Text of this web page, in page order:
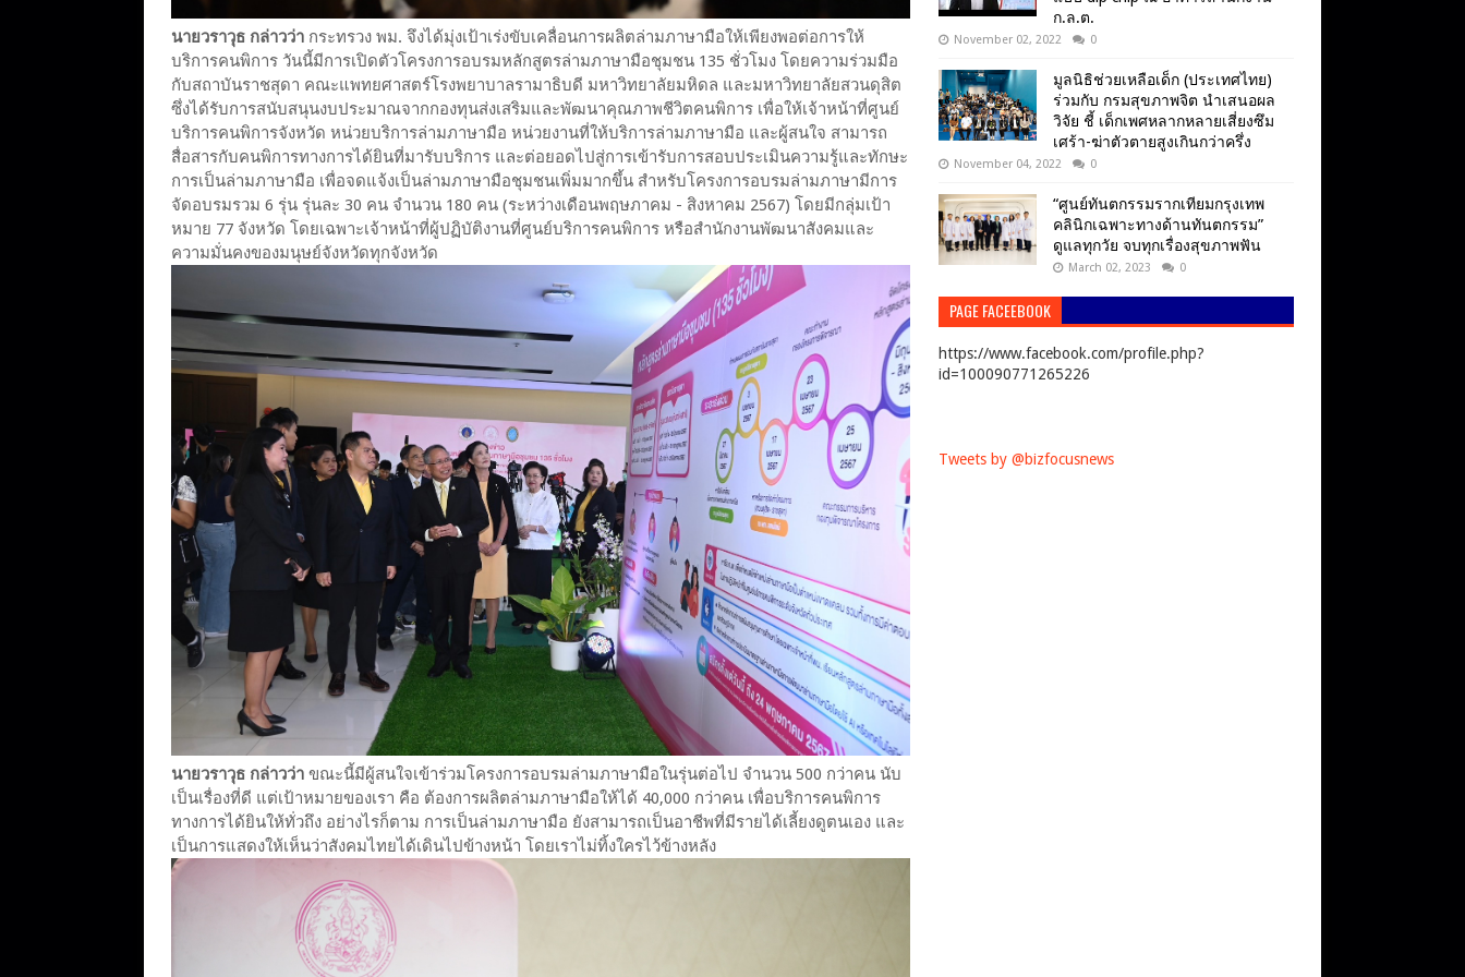
นายวราวุธ กล่าวว่า กระทรวง พม. จึงได้มุ่งเป้าเร่งขับเคลื่อนการผลิตล่ามภาษามือให้เพียงพอต่อการให้
บริการคนพิการ วันนี้มีการเปิดตัวโครงการอบรมหลักสูตรล่ามภาษามือชุมชน 135 ชั่วโมง โดยความร่วมมือ
กับสถาบันราชสุดา คณะแพทยศาสตร์โรงพยาบาลรามาธิบดี มหาวิทยาลัยมหิดล และมหาวิทยาลัยสวนดุสิต
ซึ่งได้รับการสนับสนุนงบประมาณจากกองทุนส่งเสริมและพัฒนาคุณภาพชีวิตคนพิการ เพื่อให้เจ้าหน้าที่ศูนย์
บริการคนพิการจังหวัด หน่วยบริการล่ามภาษามือ หน่วยงานที่ให้บริการล่ามภาษามือ และผู้สนใจ สามารถ
สื่อสารกับคนพิการทางการได้ยินที่มารับบริการ และต่อยอดไปสู่การเข้ารับการสอบประเมินความรู้และทักษะ
การเป็นล่ามภาษามือ เพื่อจดแจ้งเป็นล่ามภาษามือชุมชนเพิ่มมากขึ้น สำหรับโครงการอบรมล่ามภาษามีการ
จัดอบรมรวม 6 รุ่น รุ่นละ 30 คน จำนวน 180 คน (ระหว่างเดือนพฤษภาคม - สิงหาคม 2567) โดยมีกลุ่มเป้า
หมาย 77 จังหวัด โดยเฉพาะเจ้าหน้าที่ผู้ปฏิบัติงานที่ศูนย์บริการคนพิการ หรือสำนักงานพัฒนาสังคมและ
ความมั่นคงของมนุษย์จังหวัดทุกจังหวัด
นายวราวุธ กล่าวว่า ขณะนี้มีผู้สนใจเข้าร่วมโครงการอบรมล่ามภาษามือในรุ่นต่อไป จำนวน 500 กว่าคน นับ
เป็นเรื่องที่ดี แต่เป้าหมายของเรา คือ ต้องการผลิตล่ามภาษามือให้ได้ 40,000 กว่าคน เพื่อบริการคนพิการ
ทางการได้ยินให้ทั่วถึง อย่างไรก็ตาม การเป็นล่ามภาษามือ ยังสามารถเป็นอาชีพที่มีรายได้เลี้ยงดูตนเอง และ
เป็นการแสดงให้เห็นว่าสังคมไทยได้เดินไปข้างหน้า โดยเราไม่ทิ้งใครไว้ข้างหลัง
ก.ล.ต.
November 02, 2022 0
มูลนิธิช่วยเหลือเด็ก (ประเทศไทย)
ร่วมกับ กรมสุขภาพจิต นำเสนอผล
วิจัย ชี้ เด็กเพศหลากหลายเสี่ยงซึม
เศร้า-ฆ่าตัวตายสูงเกินกว่าครึ่ง
November 04, 2022 0
“ศูนย์ทันตกรรมรากเทียมกรุงเทพ
คลินิกเฉพาะทางด้านทันตกรรม”
ดูแลทุกวัย จบทุกเรื่องสุขภาพฟัน
March 02, 2023 0
PAGE FACEEBOOK
https://www.facebook.com/profile.php?
id=100090771265226
Tweets by @bizfocusnews